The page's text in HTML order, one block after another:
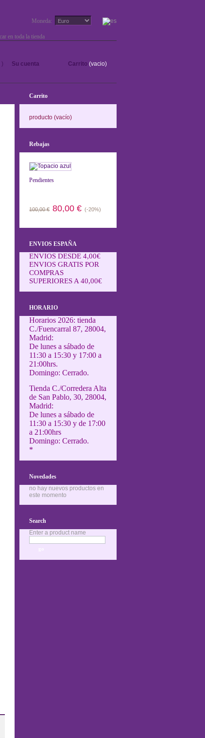
Moneda:
Carrito (vacio)
) Su cuenta
Carrito
producto (vacío)
Rebajas
Pendientes
100,00 € 80,00 € (-20%)
ENVIOS ESPAÑA
ENVIOS DESDE 4,00€
ENVIOS GRATIS POR
COMPRAS
SUPERIORES A 40,00€
HORARIO
Horarios 2026: tienda
C./Fuencarral 87, 28004,
Madrid:
De lunes a sábado de
11:30 a 15:30 y 17:00 a
21:00hrs.
Domingo: Cerrado.
Tienda C./Corredera Alta
de San Pablo, 30, 28004,
Madrid:
De lunes a sábado de
11:30 a 15:30 y de 17:00
a 21:00hrs
Domingo: Cerrado.
*
Novedades
no hay nuevos productos en
este momento
Search
Enter a product name